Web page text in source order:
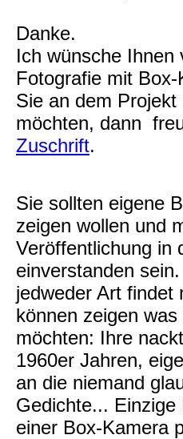
Danke.
Ich wünsche Ihnen
Fotografie mit
Sie an dem Projekt
möchten, dann
Zuschrift.
Sie sollten eigene
zeigen wollen und
Veröffentlichung in
einverstanden
jedweder Art findet
können zeigen
möchten: Ihre
1960er Jahren,
an die niemand
Gedichte...
einer Box-Kamera